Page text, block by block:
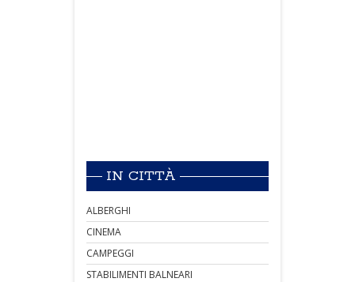
IN CITTÀ
ALBERGHI
CINEMA
CAMPEGGI
STABILIMENTI BALNEARI